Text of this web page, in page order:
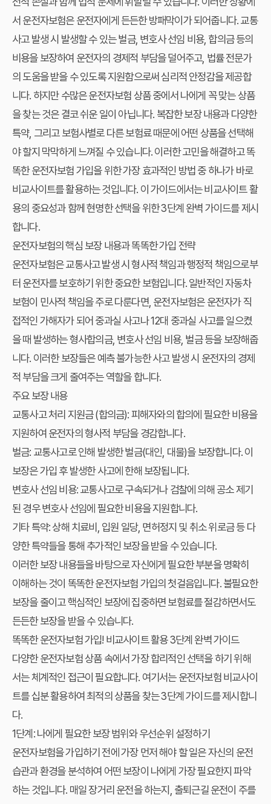
서 운전자보험은 운전자에게 든든한 방패막이가 되어줍니다. 교통
사고 발생 시 발생할 수 있는 벌금, 변호사 선임 비용, 합의금 등의
비용을 보장하여 운전자의 경제적 부담을 덜어주고, 법률 전문가
의 도움을 받을 수 있도록 지원함으로써 심리적 안정감을 제공합
니다. 하지만 수많은 운전자보험 상품 중에서 나에게 꼭 맞는 상품
을 찾는 것은 결코 쉬운 일이 아닙니다. 복잡한 보장 내용과 다양한
특약, 그리고 보험사별로 다른 보험료 때문에 어떤 상품을 선택해
야 할지 막막하게 느껴질 수 있습니다. 이러한 고민을 해결하고 똑
똑한 운전자보험 가입을 위한 가장 효과적인 방법 중 하나가 바로
비교사이트를 활용하는 것입니다. 이 가이드에서는 비교사이트 활
용의 중요성과 함께 현명한 선택을 위한 3단계 완벽 가이드를 제시
합니다.
운전자보험의 핵심 보장 내용과 똑똑한 가입 전략
운전자보험은 교통사고 발생 시 형사적 책임과 행정적 책임으로부
터 운전자를 보호하기 위한 중요한 보험입니다. 일반적인 자동차
보험이 민사적 책임을 주로 다룬다면, 운전자보험은 운전자가 직
접적인 가해자가 되어 중과실 사고나 12대 중과실 사고를 일으켰
을 때 발생하는 형사합의금, 변호사 선임 비용, 벌금 등을 보장해줍
니다. 이러한 보장들은 예측 불가능한 사고 발생 시 운전자의 경제
적 부담을 크게 줄여주는 역할을 합니다.
주요 보장 내용
교통사고 처리 지원금 (합의금): 피해자와의 합의에 필요한 비용을
지원하여 운전자의 형사적 부담을 경감합니다.
벌금: 교통사고로 인해 발생한 벌금(대인, 대물)을 보장합니다. 이
보장은 가입 후 발생한 사고에 한해 보장됩니다.
변호사 선임 비용: 교통사고로 구속되거나 검찰에 의해 공소 제기
된 경우 변호사 선임에 필요한 비용을 지원합니다.
기타 특약: 상해 치료비, 입원 일당, 면허정지 및 취소 위로금 등 다
양한 특약들을 통해 추가적인 보장을 받을 수 있습니다.
이러한 보장 내용들을 바탕으로 자신에게 필요한 부분을 명확히
이해하는 것이 똑똑한 운전자보험 가입의 첫걸음입니다. 불필요한
보장을 줄이고 핵심적인 보장에 집중하면 보험료를 절감하면서도
든든한 보장을 받을 수 있습니다.
똑똑한 운전자보험 가입! 비교사이트 활용 3단계 완벽 가이드
다양한 운전자보험 상품 속에서 가장 합리적인 선택을 하기 위해
서는 체계적인 접근이 필요합니다. 여기서는 운전자보험 비교사이
트를 십분 활용하여 최적의 상품을 찾는 3단계 가이드를 제시합니
다.
1단계: 나에게 필요한 보장 범위와 우선순위 설정하기
운전자보험을 가입하기 전에 가장 먼저 해야 할 일은 자신의 운전
습관과 환경을 분석하여 어떤 보장이 나에게 가장 필요한지 파악
하는 것입니다. 매일 장거리 운전을 하는지, 출퇴근길 운전이 주를